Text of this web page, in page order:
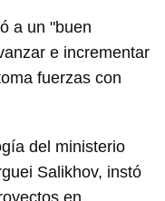
a un "buen
e incrementar
fuerzas con
del ministerio
Salikhov, instó
en